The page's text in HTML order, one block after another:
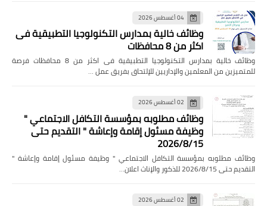
04 أغسطس 2026
وظائف خالية بمدارس التكنولوجيا التطبيقية فى
اكثر من 8 محافظات
وظائف خالية بمدارس التكنولوجيا التطبيقية فى اكثر من 8 محافظات فرصة
للمتميزين من المعلمين والإداريين للإلتحاق بفريق عمل …
02 أغسطس 2026
وظائف مطلوبه بمؤسسة التكافل الاجتماعي "
وظيفة مسئول إقامة وإعاشة " التقديم حتى
2026/8/15
وظائف مطلوبه بمؤسسة التكافل الاجتماعي " وظيفة مسئول إقامة وإعاشة "
التقديم حتى 2026/8/15 للذكور والإناث اعلان…
02 أغسطس 2026